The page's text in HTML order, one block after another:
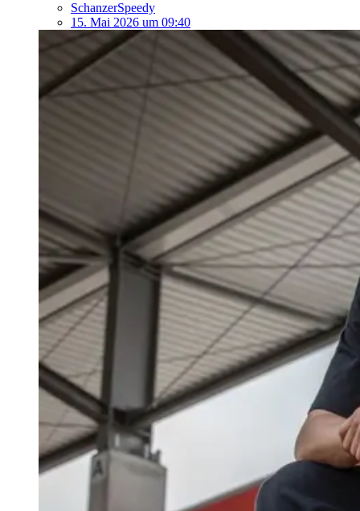
SchanzerSpeedy
15. Mai 2026 um 09:40